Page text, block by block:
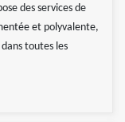
des services de
et polyvalente,
toutes les